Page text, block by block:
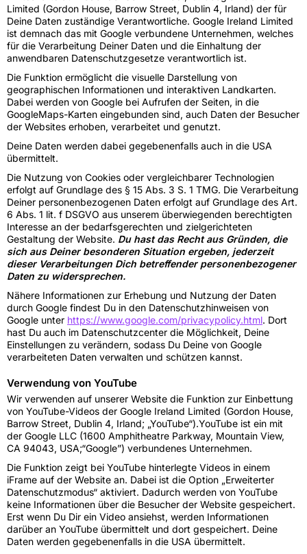
Limited (Gordon House, Barrow Street, Dublin 4, Irland) der für
Deine Daten zuständige Verantwortliche. Google Ireland Limited
ist demnach das mit Google verbundene Unternehmen, welches
für die Verarbeitung Deiner Daten und die Einhaltung der
anwendbaren Datenschutzgesetze verantwortlich ist.
Die Funktion ermöglicht die visuelle Darstellung von
geographischen Informationen und interaktiven Landkarten.
Dabei werden von Google bei Aufrufen der Seiten, in die
GoogleMaps-Karten eingebunden sind, auch Daten der Besucher
der Websites erhoben, verarbeitet und genutzt.
Deine Daten werden dabei gegebenenfalls auch in die USA
übermittelt.
Die Nutzung von Cookies oder vergleichbarer Technologien
erfolgt auf Grundlage des § 15 Abs. 3 S. 1 TMG. Die Verarbeitung
Deiner personenbezogenen Daten erfolgt auf Grundlage des Art.
6 Abs. 1 lit. f DSGVO aus unserem überwiegenden berechtigten
Interesse an der bedarfsgerechten und zielgerichteten
Gestaltung der Website. Du hast das Recht aus Gründen, die
sich aus Deiner besonderen Situation ergeben, jederzeit
dieser Verarbeitungen Dich betreffender personenbezogener
Daten zu widersprechen.
Nähere Informationen zur Erhebung und Nutzung der Daten
durch Google findest Du in den Datenschutzhinweisen von
Google unter https://www.google.com/privacypolicy.html. Dort
hast Du auch im Datenschutzcenter die Möglichkeit, Deine
Einstellungen zu verändern, sodass Du Deine von Google
verarbeiteten Daten verwalten und schützen kannst.
Verwendung von YouTube
Wir verwenden auf unserer Website die Funktion zur Einbettung
von YouTube-Videos der Google Ireland Limited (Gordon House,
Barrow Street, Dublin 4, Irland; „YouTube“).YouTube ist ein mit
der Google LLC (1600 Amphitheatre Parkway, Mountain View,
CA 94043, USA;“Google”) verbundenes Unternehmen.
Die Funktion zeigt bei YouTube hinterlegte Videos in einem
iFrame auf der Website an. Dabei ist die Option „Erweiterter
Datenschutzmodus“ aktiviert. Dadurch werden von YouTube
keine Informationen über die Besucher der Website gespeichert.
Erst wenn Du Dir ein Video ansiehst, werden Informationen
darüber an YouTube übermittelt und dort gespeichert. Deine
Daten werden gegebenenfalls in die USA übermittelt.